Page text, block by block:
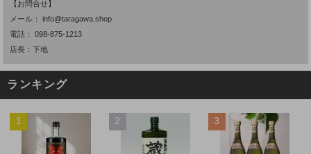
【お問合せ】
メール：info@taragawa.shop
電話：098-875-1213
店長：下地
ランキング
1 2 3